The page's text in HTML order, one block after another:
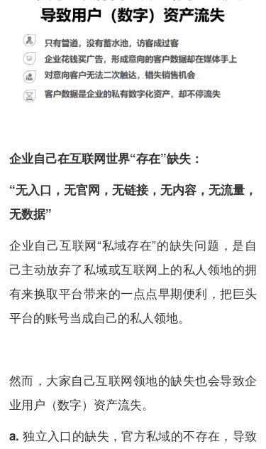
企业自己在互联网世界“存在”缺失：
“无入口，无官网，无链接，无内容，无流量，
无数据”
企业自己互联网“私域存在”的缺失问题，是自
己主动放弃了私域或互联网上的私人领地的拥
有来换取平台带来的一点点早期便利，把巨头
平台的账号当成自己的私人领地。
然而，大家自己互联网领地的缺失也会导致企
业用户（数字）资产流失。
a.独立入口的缺失，官方私域的不存在，导致